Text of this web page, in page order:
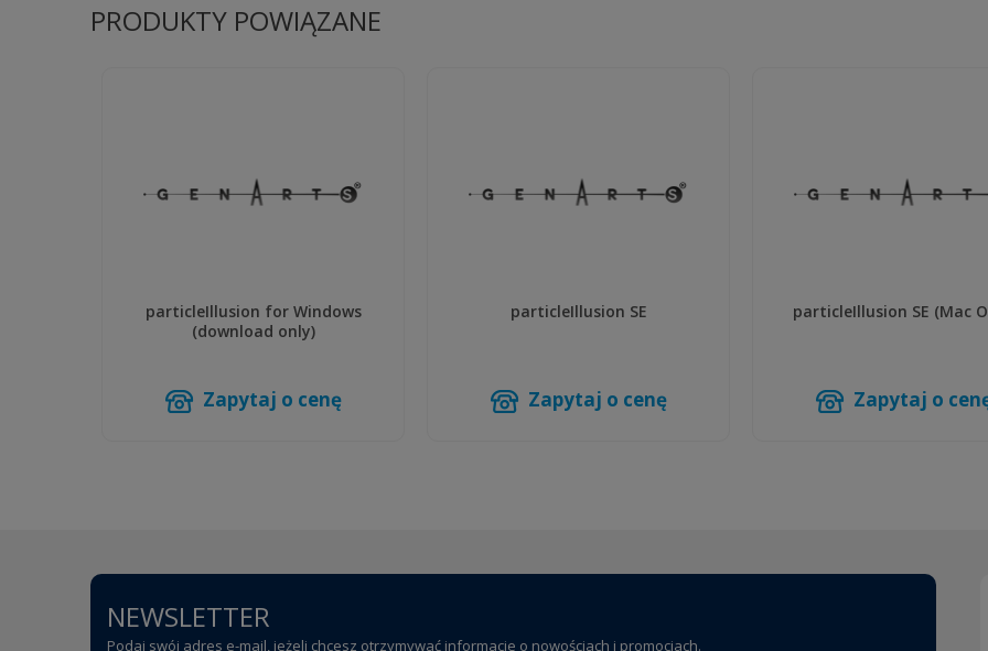
PRODUKTY POWIĄZANE
particleIllusion for Windows
(download only)
Zapytaj o cenę
particleIllusion SE
Zapytaj o cenę
particleIllusion SE (Mac
Zapytaj o
NEWSLETTER
Podaj swój adres e-mail, jeżeli chcesz otrzymywać informacje o nowościach i promocjach.